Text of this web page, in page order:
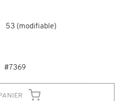
53 (modifiable)
#7369